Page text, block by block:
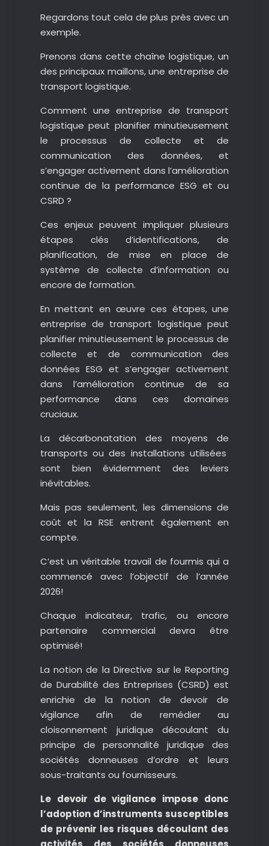
Regardons tout cela de plus près avec un
exemple.
Prenons dans cette chaîne logistique, un
des principaux maillons, une entreprise de
transport logistique.
Comment une entreprise de transport
logistique peut planifier minutieusement
le processus de collecte et de
communication des données, et
s’engager activement dans l’amélioration
continue de la performance ESG et ou
CSRD ?
Ces enjeux peuvent impliquer plusieurs
étapes clés d’identifications, de
planification, de mise en place de
système de collecte d’information ou
encore de formation.
En mettant en œuvre ces étapes, une
entreprise de transport logistique peut
planifier minutieusement le processus de
collecte et de communication des
données ESG et s’engager activement
dans l’amélioration continue de sa
performance dans ces domaines
cruciaux.
La décarbonatation des moyens de
transports ou des installations utilisées
sont bien évidemment des leviers
inévitables.
Mais pas seulement, les dimensions de
coût et la RSE entrent également en
compte.
C’est un véritable travail de fourmis qui a
commencé avec l’objectif de l’année
2026!
Chaque indicateur, trafic, ou encore
partenaire commercial devra être
optimisé!
La notion de la Directive sur le Reporting
de Durabilité des Entreprises (CSRD) est
enrichie de la notion de devoir de
vigilance afin de remédier au
cloisonnement juridique découlant du
principe de personnalité juridique des
sociétés donneuses d’ordre et leurs
sous-traitants ou fournisseurs.
Le devoir de vigilance impose donc
l’adoption d’instruments susceptibles
de prévenir les risques découlant des